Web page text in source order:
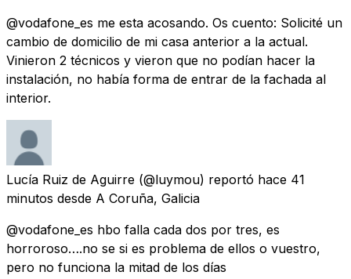
@vodafone_es me esta acosando. Os cuento: Solicité un
cambio de domicilio de mi casa anterior a la actual.
Vinieron 2 técnicos y vieron que no podían hacer la
instalación, no había forma de entrar de la fachada al
interior.
Lucía Ruiz de Aguirre (@luymou) reportó hace 41
minutos desde A Coruña, Galicia
@vodafone_es hbo falla cada dos por tres, es
horroroso….no se si es problema de ellos o vuestro,
pero no funciona la mitad de los días